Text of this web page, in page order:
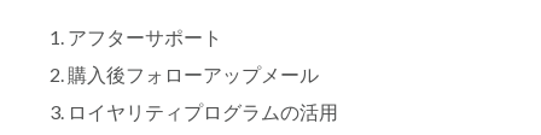
アフターサポート
購入後フォローアップメール
ロイヤリティプログラムの活用